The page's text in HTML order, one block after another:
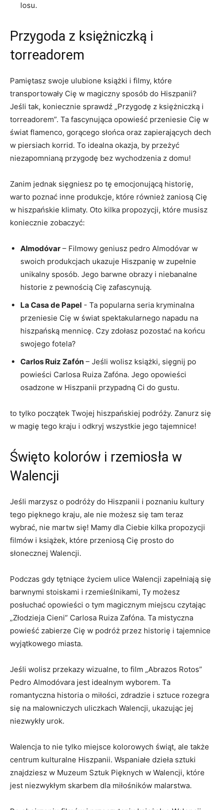
losu.
Przygoda z księżniczką i
torreadorem
Pamiętasz swoje ulubione książki i ⁤filmy, które
transportowały Cię w magiczny ⁤sposób do Hiszpanii?
Jeśli‍ tak, koniecznie sprawdź „Przygodę z księżniczką i
torreadorem”. Ta fascynująca opowieść przeniesie Cię w
świat flamenco, gorącego słońca oraz zapierających dech
w piersiach korrid. To idealna okazja, by przeżyć
niezapomnianą przygodę​ bez wychodzenia z domu!
Zanim jednak sięgniesz po tę emocjonującą historię,
warto⁤ poznać⁢ inne produkcje, które również⁣ zaniosą Cię
w hiszpańskie klimaty. Oto kilka propozycji, ⁣które musisz
koniecznie zobaczyć:
Almodóvar – ⁤Filmowy geniusz pedro Almodóvar ⁤w
swoich produkcjach ukazuje​ Hiszpanię ‌w zupełnie
unikalny sposób. Jego barwne obrazy ​i niebanalne
historie ⁣z pewnością Cię zafascynują.
La⁢ Casa de⁣ Papel ​- Ta popularna ‌seria kryminalna
przeniesie Cię w świat spektakularnego napadu na
hiszpańską mennicę. Czy zdołasz pozostać na⁤ końcu
swojego fotela?
Carlos ​Ruiz Zafón – Jeśli wolisz książki, sięgnij po
powieści Carlosa ‌Ruiza Zafóna. Jego opowieści
osadzone w Hiszpanii⁢ przypadną Ci⁤ do ‍gustu.
to tylko początek ⁢Twojej hiszpańskiej podróży. Zanurz⁤ się
w magię⁣ tego kraju i odkryj wszystkie jego tajemnice!
Święto ⁢kolorów i rzemiosła w
Walencji
Jeśli marzysz⁢ o podróży do Hiszpanii i poznaniu kultury
tego pięknego kraju, ‌ale ​nie możesz się‌ tam teraz‌
wybrać, nie martw się! Mamy dla Ciebie kilka propozycji​
filmów i książek,‌ które przeniosą Cię ⁤prosto do
słonecznej Walencji.
Podczas gdy tętniące życiem⁤ ulice Walencji zapełniają‌ się
⁤barwnymi stoiskami ‍i rzemieślnikami, Ty możesz
posłuchać opowieści​ o tym magicznym miejscu czytając
„Złodzieja Cieni” Carlosa Ruiza Zafóna. Ta​ mistyczna
powieść ⁣zabierze Cię w ‍podróż przez​ historię⁣ i tajemnice
wyjątkowego miasta.
Jeśli wolisz przekazy⁤ wizualne, to⁤ film‍ „Abrazos Rotos”
Pedro Almodóvara jest idealnym wyborem. Ta
romantyczna⁣ historia‍ o‌ miłości, zdradzie i sztuce rozegra
się na malowniczych uliczkach Walencji, ​ukazując jej
niezwykły urok.
Walencja to nie tylko miejsce kolorowych świąt, ⁤ale także
centrum kulturalne Hiszpanii. ​Wspaniałe dzieła ‍sztuki
znajdziesz w Muzeum ⁢Sztuk Pięknych ‌w Walencji, które
jest⁢ niezwykłym skarbem dla miłośników malarstwa.